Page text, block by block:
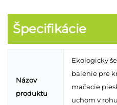
Špecifikácie
Názov
produktu
Ekologicky
balenie pre
mačacie
uchom v